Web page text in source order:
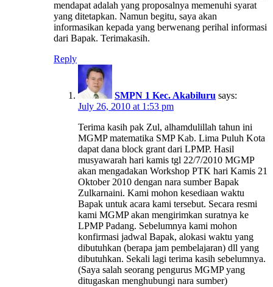
mendapat adalah yang proposalnya memenuhi syarat
yang ditetapkan. Namun begitu, saya akan
informasikan kepada yang berwenang perihal informasi
dari Bapak. Terimakasih.
Reply
SMPN 1 Kec. Akabiluru says:
July 26, 2010 at 1:53 pm
Terima kasih pak Zul, alhamdulillah tahun ini
MGMP matematika SMP Kab. Lima Puluh Kota
dapat dana block grant dari LPMP. Hasil
musyawarah hari kamis tgl 22/7/2010 MGMP
akan mengadakan Workshop PTK hari Kamis 21
Oktober 2010 dengan nara sumber Bapak
Zulkarnaini. Kami mohon kesediaan waktu
Bapak untuk acara kami tersebut. Secara resmi
kami MGMP akan mengirimkan suratnya ke
LPMP Padang. Sebelumnya kami mohon
konfirmasi jadwal Bapak, alokasi waktu yang
dibutuhkan (berapa jam pembelajaran) dll yang
dibutuhkan. Sekali lagi terima kasih sebelumnya.
(Saya salah seorang pengurus MGMP yang
ditugaskan menghubungi nara sumber)